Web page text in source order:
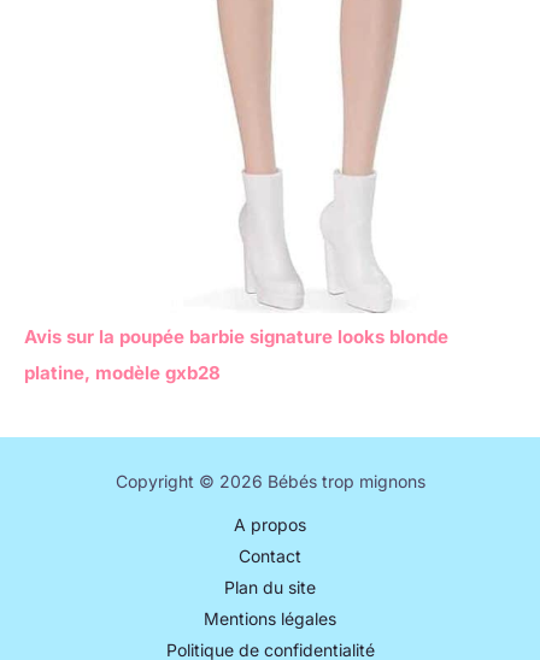
Avis sur la poupée barbie signature looks blonde
platine, modèle gxb28
Copyright © 2026 Bébés trop mignons
A propos
Contact
Plan du site
Mentions légales
Politique de confidentialité